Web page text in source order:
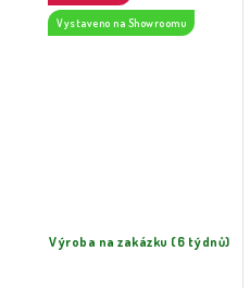
Vystaveno na Showroomu
Výroba na zakázku (6 týdnů)